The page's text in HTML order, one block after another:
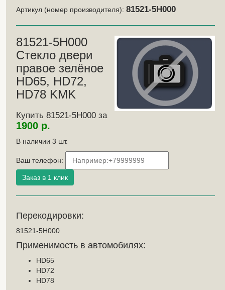
Артикул (номер производителя): 81521-5H000
81521-5H000
Стекло двери
правое зелёное
HD65, HD72,
HD78 KMK
Купить 81521-5H000 за
1900 р.
В наличии 3 шт.
Ваш телефон:
Перекодировки:
81521-5H000
Применимость в автомобилях:
HD65
HD72
HD78